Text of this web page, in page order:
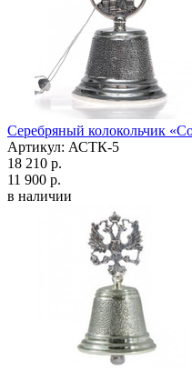
Серебряный колокольчик
Артикул: АСТК-5
18 210 р.
11 900 р.
в наличии